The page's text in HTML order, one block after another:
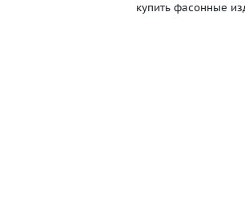
купить фасонные